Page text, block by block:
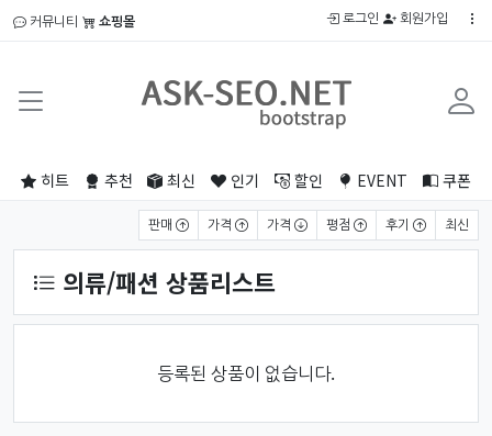
커뮤니티 쇼핑몰 로그인 회원가입
히트 추천 최신 인기 할인 EVENT 쿠폰
판매 가격 가격 평점 후기 최신
의류/패션 상품리스트
등록된 상품이 없습니다.